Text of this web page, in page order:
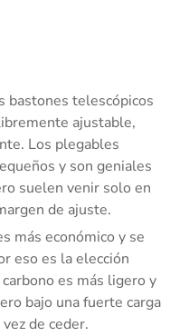
bastones telescópicos
ajustable,
Los plegables
y son geniales
suelen venir solo en
de ajuste.
más económico y se
eso es la elección
es más ligero y
bajo una fuerte carga
de ceder.